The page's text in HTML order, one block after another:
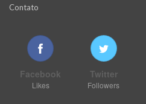
Contato
Facebook
Likes
Twitter
Followers